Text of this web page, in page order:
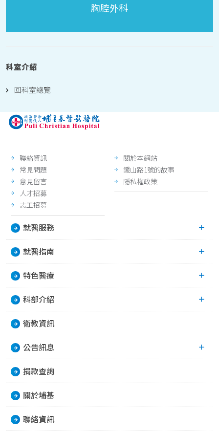
胸腔外科
科室介紹
回科室總覽
聯絡資訊
常見問題
意見留言
人才招募
志工招募
關於本網站
鐵山路1號的故事
隱私權政策
就醫服務
就醫指南
特色醫療
科部介紹
衛教資訊
公告訊息
捐款查詢
關於埔基
聯絡資訊